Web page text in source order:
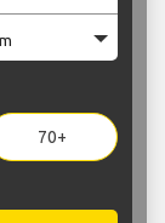
70+